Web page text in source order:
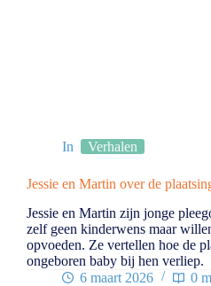
In Verhalen
Jessie en Martin over de
Jessie en Martin zijn jonge
zelf geen kinderwens maar
opvoeden. Ze vertellen hoe de
ongeboren baby bij hen verliep.
6 maart 2026
0